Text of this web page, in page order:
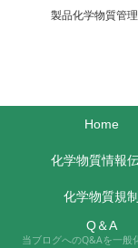
製品化学物質管
Home
化学物質情報
化学物質規制
Q＆A
当ブログへのQ&Aを一般